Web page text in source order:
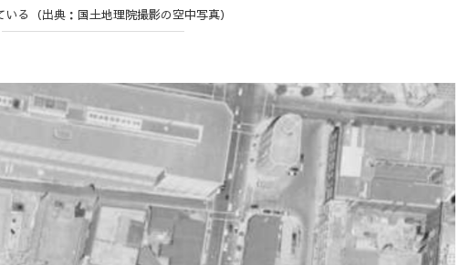
る（出典：国土地理院撮影の空中写真）